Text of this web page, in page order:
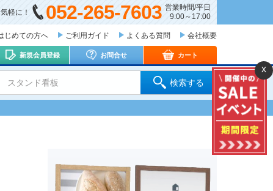
軽に！ 052-265-7603 営業時間/平日
9:00～17:00
じめての方へ ご利用ガイド よくある質問 会社概要
新規会員登録 お問合せ カート
スタンド看板 検索する
x